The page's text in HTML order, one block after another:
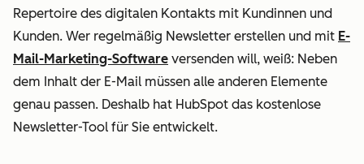
Repertoire des digitalen Kontakts mit Kundinnen und
Kunden. Wer regelmäßig Newsletter erstellen und mit E-
Mail-Marketing-Software versenden will, weiß: Neben
dem Inhalt der E-Mail müssen alle anderen Elemente
genau passen. Deshalb hat HubSpot das kostenlose
Newsletter-Tool für Sie entwickelt.